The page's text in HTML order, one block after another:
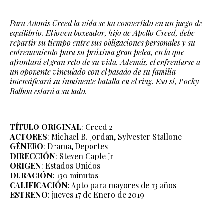
Para Adonis Creed la vida se ha convertido en un juego de
equilibrio. El joven boxeador, hijo de Apollo Creed, debe
repartir su tiempo entre sus obligaciones personales y su
entrenamiento para su próxima gran pelea, en la que
afrontará el gran reto de su vida. Además, el enfrentarse a
un oponente vinculado con el pasado de su familia
intensificará su inminente batalla en el ring. Eso sí, Rocky
Balboa estará a su lado.
TÍTULO ORIGINAL: Creed 2
ACTORES: Michael B. Jordan, Sylvester Stallone
GÉNERO: Drama, Deportes
DIRECCIÓN: Steven Caple Jr
ORIGEN: Estados Unidos
DURACIÓN: 130 minutos
CALIFICACIÓN: Apto para mayores de 13 años
ESTRENO: jueves 17 de Enero de 2019